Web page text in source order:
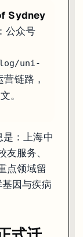
Sydney
公众号
uni-
链路，
。
：上海中
服务、
点领域留
因与疾病